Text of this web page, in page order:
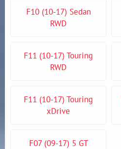
F10 (10-17) Sedan
RWD
F11 (10-17) Touring
RWD
F11 (10-17) Touring
xDrive
F07 (09-17) 5 GT